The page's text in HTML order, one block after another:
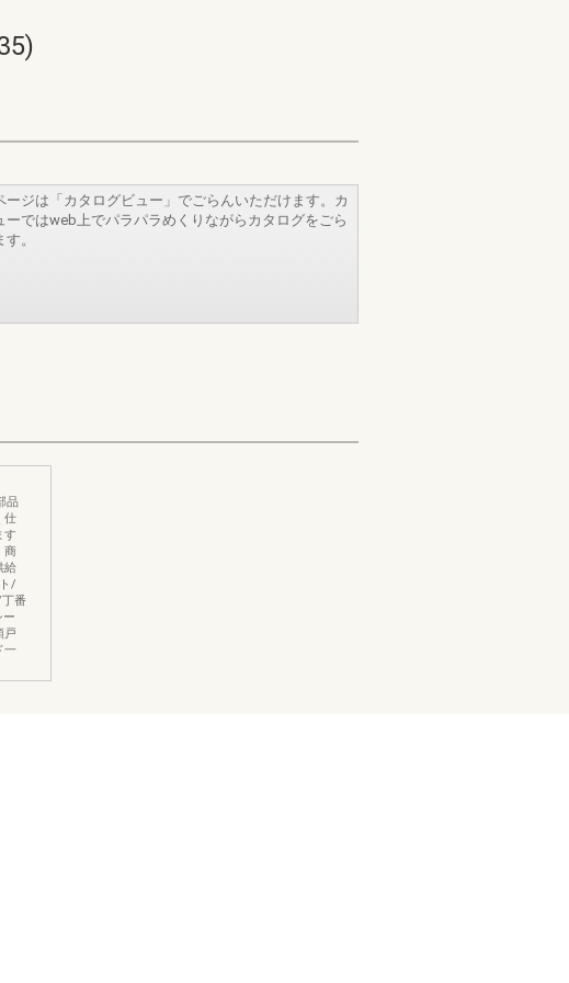
ージは「カタログビュー」でごらんいただけます。カ
ーではweb上でパラパラめくりながらカタログをごら
。
品
仕
す
商
給
/
番
ー
戸
一